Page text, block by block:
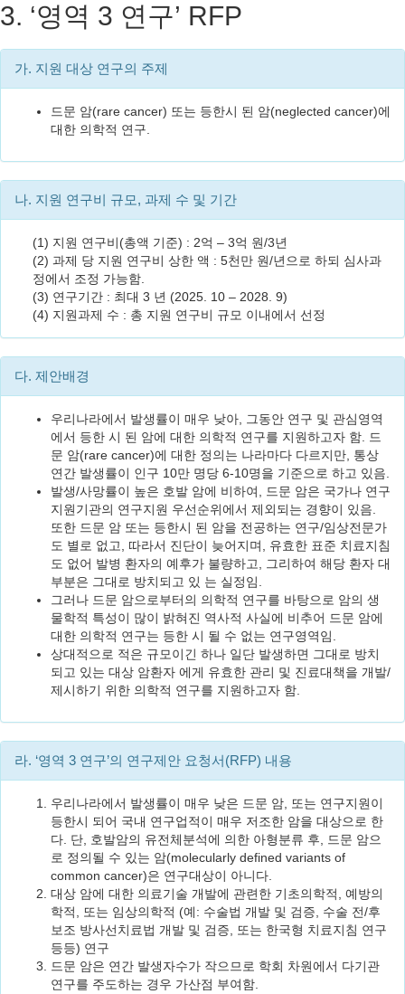
3. ‘영역 3 연구’ RFP
가. 지원 대상 연구의 주제
드문 암(rare cancer) 또는 등한시 된 암(neglected cancer)에
대한 의학적 연구.
나. 지원 연구비 규모, 과제 수 및 기간
(1) 지원 연구비(총액 기준) : 2억 – 3억 원/3년
(2) 과제 당 지원 연구비 상한 액 : 5천만 원/년으로 하되 심사과
정에서 조정 가능함.
(3) 연구기간 : 최대 3 년 (2025. 10 – 2028. 9)
(4) 지원과제 수 : 총 지원 연구비 규모 이내에서 선정
다. 제안배경
우리나라에서 발생률이 매우 낮아, 그동안 연구 및 관심영역
에서 등한 시 된 암에 대한 의학적 연구를 지원하고자 함. 드
문 암(rare cancer)에 대한 정의는 나라마다 다르지만, 통상
연간 발생률이 인구 10만 명당 6-10명을 기준으로 하고 있음.
발생/사망률이 높은 호발 암에 비하여, 드문 암은 국가나 연구
지원기관의 연구지원 우선순위에서 제외되는 경향이 있음.
또한 드문 암 또는 등한시 된 암을 전공하는 연구/임상전문가
도 별로 없고, 따라서 진단이 늦어지며, 유효한 표준 치료지침
도 없어 발병 환자의 예후가 불량하고, 그리하여 해당 환자 대
부분은 그대로 방치되고 있 는 실정임.
그러나 드문 암으로부터의 의학적 연구를 바탕으로 암의 생
물학적 특성이 많이 밝혀진 역사적 사실에 비추어 드문 암에
대한 의학적 연구는 등한 시 될 수 없는 연구영역임.
상대적으로 적은 규모이긴 하나 일단 발생하면 그대로 방치
되고 있는 대상 암환자 에게 유효한 관리 및 진료대책을 개발/
제시하기 위한 의학적 연구를 지원하고자 함.
라. ‘영역 3 연구’의 연구제안 요청서(RFP) 내용
우리나라에서 발생률이 매우 낮은 드문 암, 또는 연구지원이
등한시 되어 국내 연구업적이 매우 저조한 암을 대상으로 한
다. 단, 호발암의 유전체분석에 의한 아형분류 후, 드문 암으
로 정의될 수 있는 암(molecularly defined variants of
common cancer)은 연구대상이 아니다.
대상 암에 대한 의료기술 개발에 관련한 기초의학적, 예방의
학적, 또는 임상의학적 (예: 수술법 개발 및 검증, 수술 전/후
보조 방사선치료법 개발 및 검증, 또는 한국형 치료지침 연구
등등) 연구
드문 암은 연간 발생자수가 작으므로 학회 차원에서 다기관
연구를 주도하는 경우 가산점 부여함.